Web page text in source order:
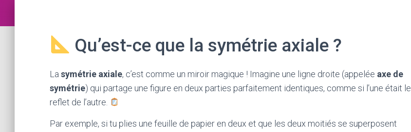
Qu’est-ce que la symétrie axiale ?
La symétrie axiale, c’est comme un miroir magique ! Imagine une ligne droite (appelée axe de
symétrie) qui partage une figure en deux parties parfaitement identiques, comme si l’une était le
reflet de l’autre.
Par exemple, si tu plies une feuille de papier en deux et que les deux moitiés se superposent